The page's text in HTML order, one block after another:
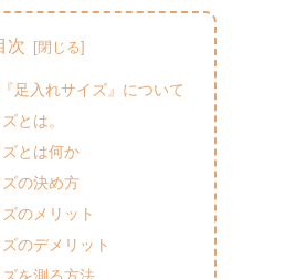
次
足入れサイズ』について
とは。
とは何か
の決め方
のメリット
のデメリット
を測る方法